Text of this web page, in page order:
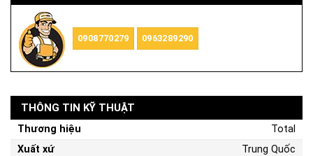
0908770279 0963289290
THÔNG TIN KỸ THUẬT
Thương hiệu
Total
Xuất xứ
Trung Quốc